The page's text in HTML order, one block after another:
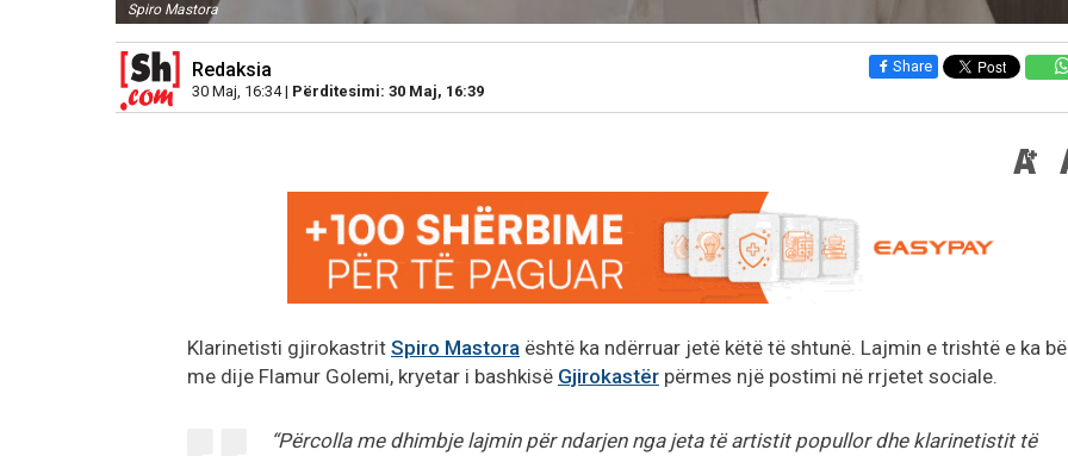
Spiro Mastora
Redaksia
30 Maj, 16:34 | Përditesimi: 30 Maj, 16:39
Share
Klarinetisti gjirokastrit Spiro Mastora është ka ndërruar jetë këtë të shtunë. Lajmin e trishtë e ka
me dije Flamur Golemi, kryetar i bashkisë Gjirokastër përmes një postimi në rrjetet sociale.
“Përcolla me dhimbje lajmin për ndarjen nga jeta të artistit popullor dhe klarinetistit të